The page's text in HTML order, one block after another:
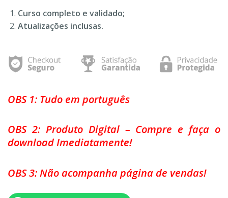
Curso completo e validado;
Atualizações inclusas.
OBS 1: Tudo em português
OBS 2: Produto Digital – Compre e faça o
download Imediatamente!
OBS 3: Não acompanha página de vendas!